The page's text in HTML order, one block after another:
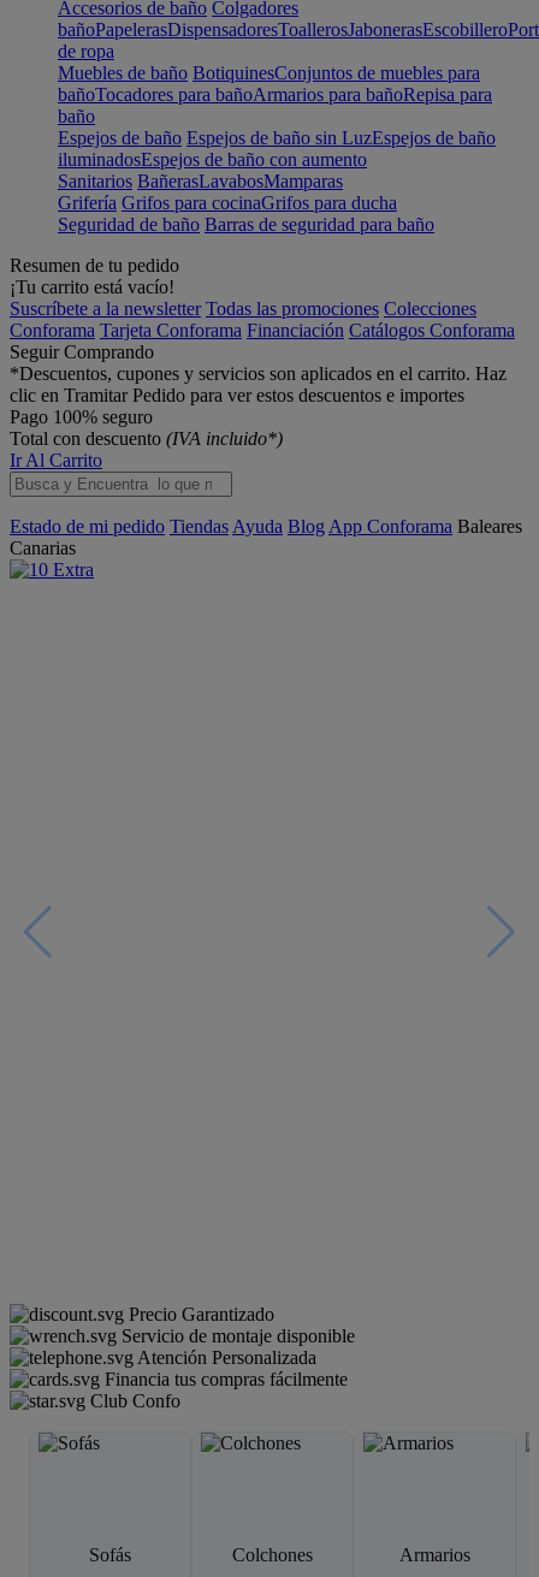
Accesorios de baño Colgadores
bañoPapelerasDispensadoresToallerosJabonerasEscobillero
de ropa
Muebles de baño BotiquinesConjuntos de muebles para
bañoTocadores para bañoArmarios para bañoRepisa para
baño
Espejos de baño Espejos de baño sin LuzEspejos de baño
iluminadosEspejos de baño con aumento
Sanitarios BañerasLavabosMamparas
Grifería Grifos para cocinaGrifos para ducha
Seguridad de baño Barras de seguridad para baño
Resumen de tu pedido
¡Tu carrito está vacío!
Suscríbete a la newsletter Todas las promociones Colecciones
Conforama Tarjeta Conforama Financiación Catálogos Conforama
Seguir Comprando
*Descuentos, cupones y servicios son aplicados en el carrito. Haz
clic en Tramitar Pedido para ver estos descuentos e importes
Pago 100% seguro
Total con descuento (IVA incluido*)
Ir Al Carrito
Estado de mi pedido Tiendas Ayuda Blog App Conforama Baleares
Canarias
Precio Garantizado
Servicio de montaje disponible
Atención Personalizada
Financia tus compras fácilmente
Club Confo
Sofás Colchones Armarios